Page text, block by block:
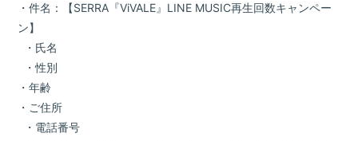
・件名：【SERRA『ViVALE』LINE MUSIC再生回数キャンペー
ン】
・氏名
・性別
・年齢
・ご住所
・電話番号